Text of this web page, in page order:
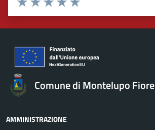
Valuta 5 stelle su 5
Valuta 4 stelle su 5
Valuta 3 stelle su 5
Valuta 2 stelle su 5
Valuta 1 stelle su 5
Comune di Montelupo
AMMINISTRAZIONE